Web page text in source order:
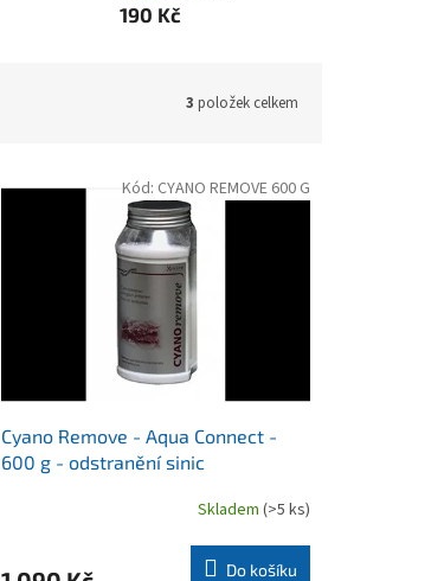
190 Kč
3 položek celkem
Cyano Remove - Aqua Connect -
600 g - odstranění sinic
Skladem (>5 ks)
Do košíku
Kód: CYANO REMOVE 600 G